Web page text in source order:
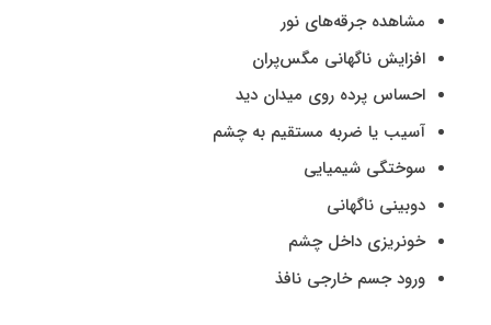
مشاهده جرقه‌های نور
افزایش ناگهانی مگس‌پران
احساس پرده روی میدان دید
آسیب یا ضربه مستقیم به چشم
سوختگی شیمیایی
دوبینی ناگهانی
خونریزی داخل چشم
ورود جسم خارجی نافذ